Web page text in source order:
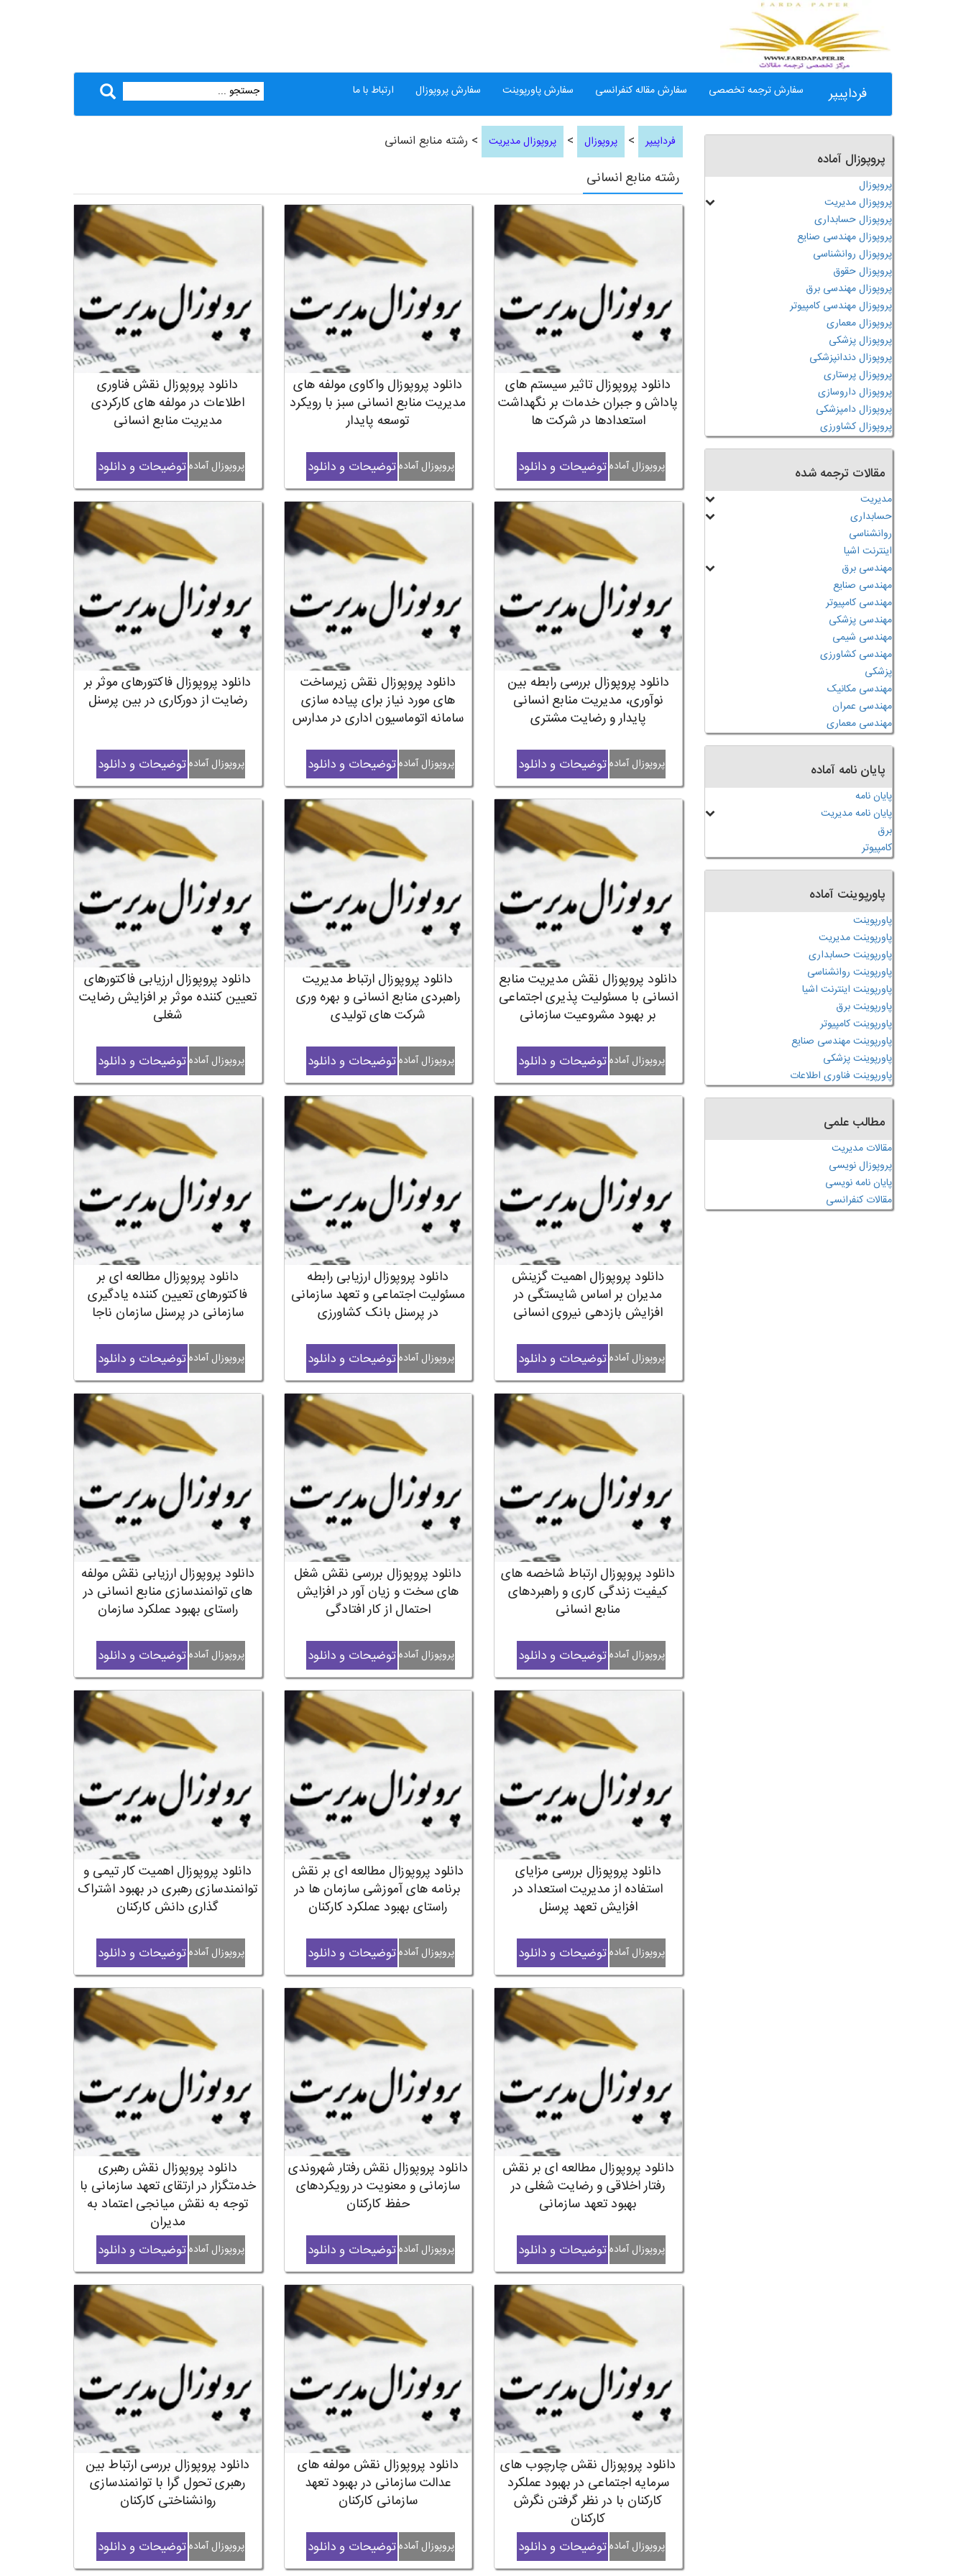
فرداپیپر سفارش ترجمه تخصصی سفارش مقاله کنفرانسی سفارش پاورپوینت سفارش پروپوزال ارتباط با ما
فرداپیپر > پروپوزال > پروپوزال مدیریت > رشته منابع انسانی
رشته منابع انسانی
دانلود پروپوزال تاثیر سیستم های
پاداش و جبران خدمات بر نگهداشت
استعدادها در شرکت ها
پروپوزال آمادهتوضیحات و دانلود
دانلود پروپوزال واکاوی مولفه های
مدیریت منابع انسانی سبز با رویکرد
توسعه پایدار
پروپوزال آمادهتوضیحات و دانلود
دانلود پروپوزال نقش فناوری
اطلاعات در مولفه های کارکردی
مدیریت منابع انسانی
پروپوزال آمادهتوضیحات و دانلود
دانلود پروپوزال بررسی رابطه بین
نوآوری، مدیریت منابع انسانی
پایدار و رضایت مشتری
پروپوزال آمادهتوضیحات و دانلود
دانلود پروپوزال نقش زیرساخت
های مورد نیاز برای پیاده سازی
سامانه اتوماسیون اداری در مدارس
پروپوزال آمادهتوضیحات و دانلود
دانلود پروپوزال فاکتورهای موثر بر
رضایت از دورکاری در بین پرسنل
پروپوزال آمادهتوضیحات و دانلود
دانلود پروپوزال نقش مدیریت منابع
انسانی با مسئولیت پذیری اجتماعی
بر بهبود مشروعیت سازمانی
پروپوزال آمادهتوضیحات و دانلود
دانلود پروپوزال ارتباط مدیریت
راهبردی منابع انسانی و بهره وری
شرکت های تولیدی
پروپوزال آمادهتوضیحات و دانلود
دانلود پروپوزال ارزیابی فاکتورهای
تعیین کننده موثر بر افزایش رضایت
شغلی
پروپوزال آمادهتوضیحات و دانلود
دانلود پروپوزال اهمیت گزینش
مدیران بر اساس شایستگی در
افزایش بازدهی نیروی انسانی
پروپوزال آمادهتوضیحات و دانلود
دانلود پروپوزال ارزیابی رابطه
مسئولیت اجتماعی و تعهد سازمانی
در پرسنل بانک کشاورزی
پروپوزال آمادهتوضیحات و دانلود
دانلود پروپوزال مطالعه ای بر
فاکتورهای تعیین کننده یادگیری
سازمانی در پرسنل سازمان ناجا
پروپوزال آمادهتوضیحات و دانلود
دانلود پروپوزال ارتباط شاخصه های
کیفیت زندگی کاری و راهبردهای
منابع انسانی
پروپوزال آمادهتوضیحات و دانلود
دانلود پروپوزال بررسی نقش شغل
های سخت و زیان آور در افزایش
احتمال از کار افتادگی
پروپوزال آمادهتوضیحات و دانلود
دانلود پروپوزال ارزیابی نقش مولفه
های توانمندسازی منابع انسانی در
راستای بهبود عملکرد سازمان
پروپوزال آمادهتوضیحات و دانلود
دانلود پروپوزال بررسی مزایای
استفاده از مدیریت استعداد در
افزایش تعهد پرسنل
پروپوزال آمادهتوضیحات و دانلود
دانلود پروپوزال مطالعه ای بر نقش
برنامه های آموزشی سازمان ها در
راستای بهبود عملکرد کارکنان
پروپوزال آمادهتوضیحات و دانلود
دانلود پروپوزال اهمیت کار تیمی و
توانمندسازی رهبری در بهبود اشتراک
گذاری دانش کارکنان
پروپوزال آمادهتوضیحات و دانلود
دانلود پروپوزال مطالعه ای بر نقش
رفتار اخلاقی و رضایت شغلی در
بهبود تعهد سازمانی
پروپوزال آمادهتوضیحات و دانلود
دانلود پروپوزال نقش رفتار شهروندی
سازمانی و معنویت در رویکردهای
حفظ کارکنان
پروپوزال آمادهتوضیحات و دانلود
دانلود پروپوزال نقش رهبری
خدمتگزار در ارتقای تعهد سازمانی با
توجه به نقش میانجی اعتماد به
مدیران
پروپوزال آمادهتوضیحات و دانلود
دانلود پروپوزال نقش چارچوب های
سرمایه اجتماعی در بهبود عملکرد
کارکنان با در نظر گرفتن نگرش
کارکنان
پروپوزال آمادهتوضیحات و دانلود
دانلود پروپوزال نقش مولفه های
عدالت سازمانی در بهبود تعهد
سازمانی کارکنان
پروپوزال آمادهتوضیحات و دانلود
دانلود پروپوزال بررسی ارتباط بین
رهبری تحول گرا با توانمندسازی
روانشناختی کارکنان
پروپوزال آمادهتوضیحات و دانلود
پروپوزال آماده
پروپوزال
پروپوزال مدیریت
پروپوزال حسابداری
پروپوزال مهندسی صنایع
پروپوزال روانشناسی
پروپوزال حقوق
پروپوزال مهندسی برق
پروپوزال مهندسی کامپیوتر
پروپوزال معماری
پروپوزال پزشکی
پروپوزال دندانپزشکی
پروپوزال پرستاری
پروپوزال داروسازی
پروپوزال دامپزشکی
پروپوزال کشاورزی
مقالات ترجمه شده
مدیریت
حسابداری
روانشناسی
اینترنت اشیا
مهندسی برق
مهندسی صنایع
مهندسی کامپیوتر
مهندسی پزشکی
مهندسی شیمی
مهندسی کشاورزی
پزشکی
مهندسی مکانیک
مهندسی عمران
مهندسی معماری
پایان نامه آماده
پایان نامه
پایان نامه مدیریت
برق
کامپیوتر
پاورپوینت آماده
پاورپوینت
پاورپوینت مدیریت
پاورپوینت حسابداری
پاورپوینت روانشناسی
پاورپوینت اینترنت اشیا
پاورپوینت برق
پاورپوینت کامپیوتر
پاورپوینت مهندسی صنایع
پاورپوینت پزشکی
پاورپوینت فناوری اطلاعات
مطالب علمی
مقالات مدیریت
پروپوزال نویسی
پایان نامه نویسی
مقالات کنفرانسی